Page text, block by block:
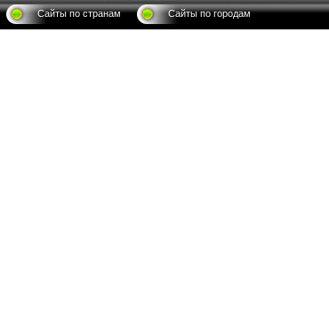
Сайты по странам Сайты по городам